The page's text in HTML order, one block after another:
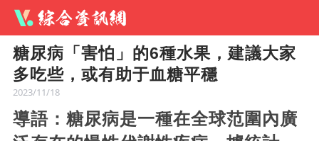
糖尿病「害怕」的6種水果，建議大家
多吃些，或有助于血糖平穩
2023/11/18
導語：糖尿病是一種在全球范圍內廣